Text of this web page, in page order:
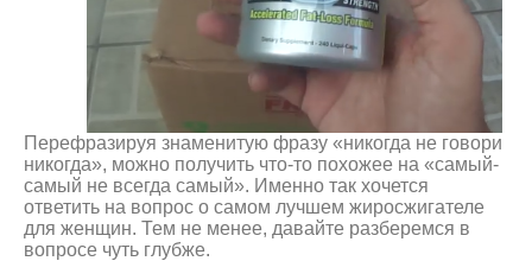
Перефразируя знаменитую фразу «никогда не говори
никогда», можно получить что-то похожее на «самый-
самый не всегда самый». Именно так хочется
ответить на вопрос о самом лучшем жиросжигателе
для женщин. Тем не менее, давайте разберемся в
вопросе чуть глубже.